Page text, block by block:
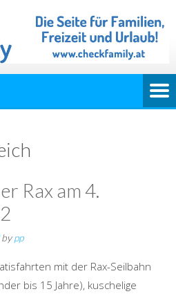
Rax am 4.
bypp
mit der Rax-Seilbahn
bis 15 Jahre), kuschelige